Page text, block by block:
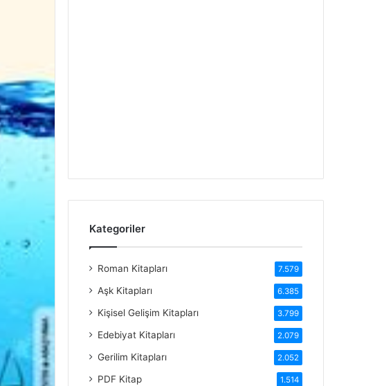
Kategoriler
Roman Kitapları 7.579
Aşk Kitapları 6.385
Kişisel Gelişim Kitapları 3.799
Edebiyat Kitapları 2.079
Gerilim Kitapları 2.052
PDF Kitap 1.514